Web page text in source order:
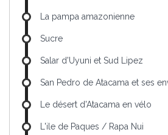
La pampa amazonienne
Sucre
Salar d'Uyuni et Sud Lipez
San Pedro de Atacama et ses
Le désert d'Atacama en vélo
L'ile de Paques / Rapa Nui